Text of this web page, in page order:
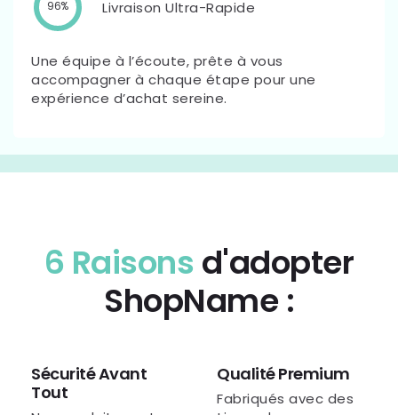
96% Livraison Ultra-Rapide
Une équipe à l’écoute, prête à vous
accompagner à chaque étape pour une
expérience d’achat sereine.
6 Raisons d'adopter
ShopName :
Sécurité Avant
Tout
Qualité Premium
Fabriqués avec des